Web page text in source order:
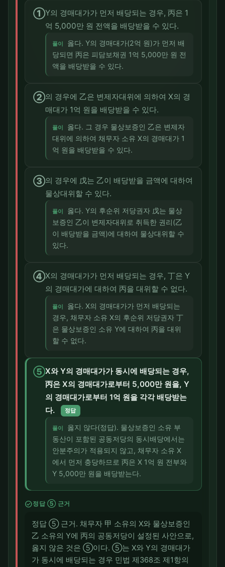
①Y의 경매대가가 먼저 배당되는 경우, 丙은 1
억 5,000만 원 전액을 배당받을 수 있다.
풀이
옳다. Y의 경매대가(2억 원)가 먼저 배
당되면 丙은 피담보채권 1억 5,000만 원 전
액을 배당받을 수 있다.
②의 경우에 乙은 변제자대위에 의하여 X의 경
매대가 1억 원을 배당받을 수 있다.
풀이
옳다. 그 경우 물상보증인 乙은 변제자
대위에 의하여 채무자 소유 X의 경매대가 1
억 원을 배당받을 수 있다.
③의 경우에 戊는 乙이 배당받을 금액에 대하여
물상대위할 수 있다.
풀이
옳다. Y의 후순위 저당권자 戊는 물상
보증인 乙이 변제자대위로 취득한 권리(乙
이 배당받을 금액)에 대하여 물상대위할 수
있다.
④X의 경매대가가 먼저 배당되는 경우, 丁은 Y
의 경매대가에 대하여 丙을 대위할 수 없다.
풀이
옳다. X의 경매대가가 먼저 배당되는
경우, 채무자 소유 X의 후순위 저당권자 丁
은 물상보증인 소유 Y에 대하여 丙을 대위
할 수 없다.
⑤X와 Y의 경매대가가 동시에 배당되는 경우,
丙은 X의 경매대가로부터 5,000만 원을, Y
의 경매대가로부터 1억 원을 각각 배당받는
다.
정답
풀이
옳지 않다(정답). 물상보증인 소유 부
동산이 포함된 공동저당의 동시배당에서는
안분주의가 적용되지 않고, 채무자 소유 X
에서 먼저 충당하므로 丙은 X 1억 원 전부와
Y 5,000만 원을 배당받는다.
check_circle정답 ⑤ 근거
정답 ⑤ 근거. 채무자 甲 소유의 X와 물상보증인
乙 소유의 Y에 丙의 공동저당이 설정된 사안으로,
옳지 않은 것은 ⑤이다. ⑤는 X와 Y의 경매대가
가 동시에 배당되는 경우 민법 제368조 제1항의